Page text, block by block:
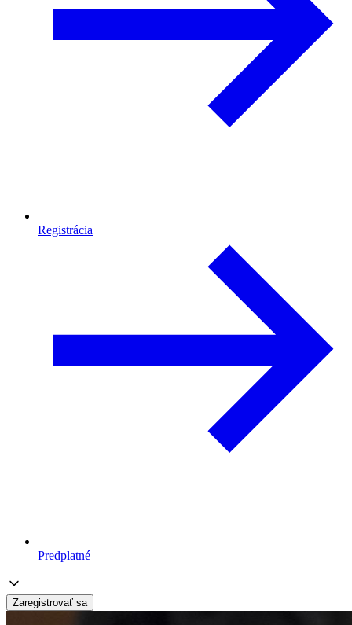
Registrácia
Predplatné
Zaregistrovať sa